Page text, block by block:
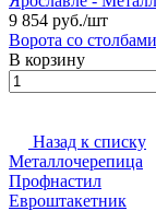
9 854 руб./шт
Ворота со
В корзину
Назад к списку
Металлочерепица
Профнастил
Евроштакетник